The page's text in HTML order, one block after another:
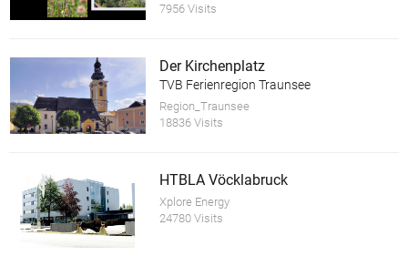
7956 Visits
Der Kirchenplatz
TVB Ferienregion Traunsee
Region_Traunsee
18836 Visits
HTBLA Vöcklabruck
Xplore Energy
24780 Visits